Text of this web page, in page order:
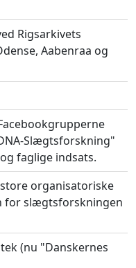
Rigsarkivets
Aabenraa og
Slægtsforskning"
faglige indsats.
organisatoriske
for slægtsforskningen
(nu "Danskernes